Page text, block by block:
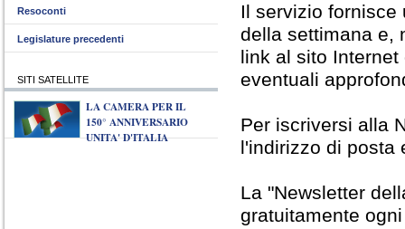
Il servizio fornisce
della settimana e,
link al sito
eventuali
Per iscriversi alla
l'indirizzo di posta
La "Newsletter
gratuitamente
Resoconti
Legislature precedenti
SITI SATELLITE
LA CAMERA PER IL
150° ANNIVERSARIO
UNITA' D'ITALIA